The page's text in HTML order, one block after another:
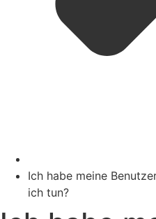
Ich habe meine
ich tun?